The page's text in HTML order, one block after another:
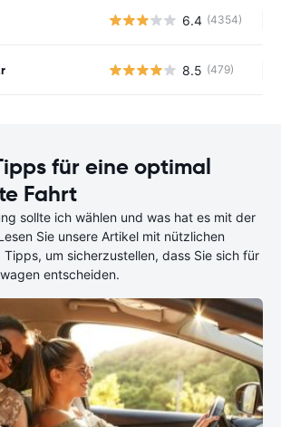
6.4 (4354)
8.5 (479)
für eine optimal
Fahrt
sollte ich wählen und was hat es mit der
Sie unsere Artikel mit nützlichen
um sicherzustellen, dass Sie sich für
entscheiden.